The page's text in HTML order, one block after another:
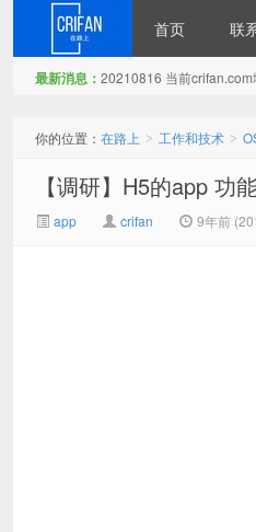
首页 联
最新消息： 20210816 当前
你的位置： 在路上 > 工作和技术 >
【调研】H5的app 功
app crifan 9年前